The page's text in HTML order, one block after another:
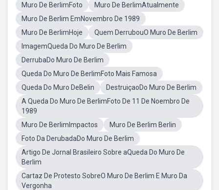
Muro De BerlimFoto
Muro De BerlimAtualmente
Muro De Berlim EmNovembro De 1989
Muro De BerlimHoje
Quem DerrubouO Muro De Berlim
ImagemQueda Do Muro De Berlim
DerrubaDo Muro De Berlim
Queda Do Muro De BerlimFoto Mais Famosa
Queda Do Muro DeBelin
DestruiçaoDo Muro De Berlim
A Queda Do Muro De BerlimFoto De 11 De Noembro De
1989
Muro De BerlimImpactos
Muro De Berlim Berlin
Foto Da DerubadaDo Muro De Berlim
Artigo De Jornal Brasileiro Sobre aQueda Do Muro De
Berlim
Cartaz De Protesto SobreO Muro De Berlim E Muro Da
Vergonha